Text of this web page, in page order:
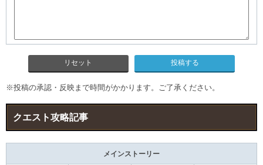
リセット
※投稿の承認・反映まで時間がかかります。ご了承ください。
クエスト攻略記事
メインストーリー